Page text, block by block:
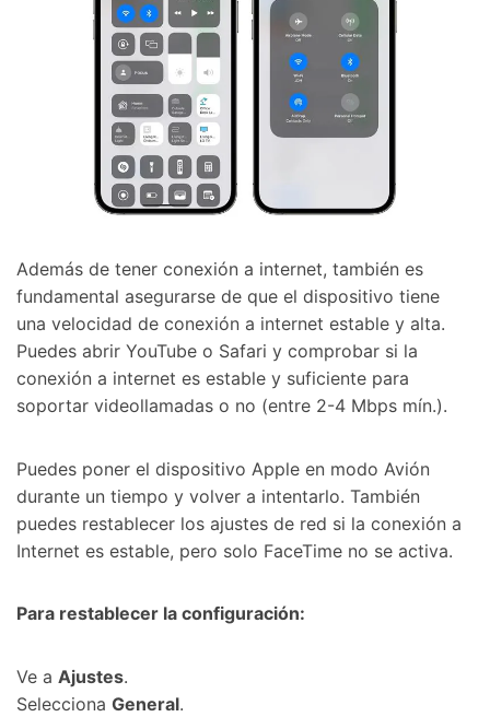
󠀰Además de tener conexión a internet, también es
fundamental asegurarse de que el dispositivo tiene
una velocidad de conexión a internet estable y alta.󠀲󠀩󠀠󠀥󠀦󠀩󠀡󠀢󠀳󠀰
Puedes abrir YouTube o Safari y comprobar si la
conexión a internet es estable y suficiente para
soportar videollamadas o no (entre 2-4 Mbps mín.).󠀲󠀩󠀠󠀥󠀦󠀩󠀡󠀣󠀳
󠀰Puedes poner el dispositivo Apple en modo Avión
durante un tiempo y volver a intentarlo.󠀲󠀩󠀠󠀥󠀦󠀩󠀡󠀤󠀳󠀰 También
puedes restablecer los ajustes de red si la conexión a
Internet es estable, pero solo FaceTime no se activa.󠀲󠀩󠀠󠀥󠀦󠀩󠀡󠀥󠀳
󠀰Para restablecer la configuración:󠀲󠀩󠀠󠀥󠀦󠀩󠀡󠀦󠀳
Ve a Ajustes󠀲󠀩󠀠󠀥󠀦󠀩󠀡󠀧󠀳.
Selecciona General. 󠀲󠀩󠀠󠀥󠀦󠀩󠀡